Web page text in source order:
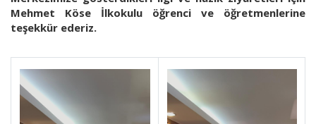
Mehmet Köse İlkokulu öğrenci ve öğretmenlerine
teşekkür ederiz.